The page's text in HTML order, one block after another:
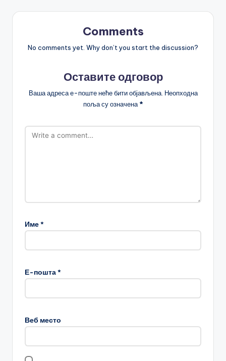
Comments
No comments yet. Why don’t you start the discussion?
Оставите одговор
Ваша адреса е-поште неће бити објављена. Неопходна
поља су означена *
Име*
Е-пошта*
Веб место